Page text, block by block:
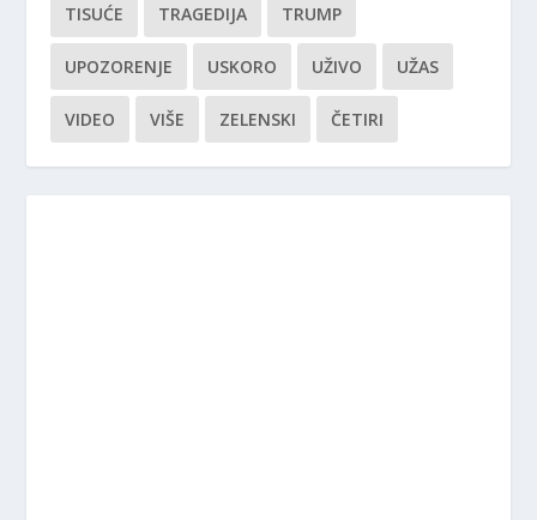
TISUĆE TRAGEDIJA TRUMP
UPOZORENJE USKORO UŽIVO UŽAS
VIDEO VIŠE ZELENSKI ČETIRI